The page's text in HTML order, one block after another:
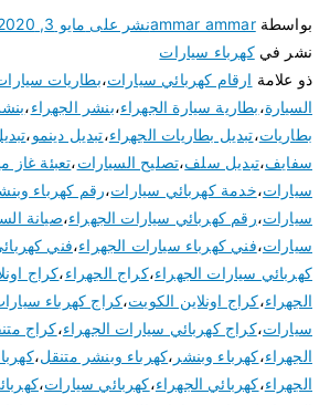
بواسطةammar ammarنشر على مايو 3, 2020
نشر فيكهرباء سيارات
ذو علامة ارقام كهربائي سيارات،بطاريات
السيارة،بطارية سيارة الجهراء،بنشر الجهراء،
بطاريات،تبديل بطاريات الجهراء،تبديل دينمو،
سفايف،تبديل سلف،تصليح السيارات،تعبئة غاز
سيارات،خدمة كهربائي سيارات،رقم كهرباء
سيارات،رقم كهربائي سيارات الجهراء،صيانة
سيارات،فني كهرباء سيارات الجهراء،فني
كهربائي سيارات الجهراء،كراج الجهراء،كراج
الجهراء،كراج اونلاين الكويت،كراج كهرباء
سيارات،كراج كهربائي سيارات الجهراء،كراج
الجهراء،كهرباء وبنشر ،كهرباء وبنشر متنقل،
الجهراء،كهربائي الجهراء،كهربائي سيارات،